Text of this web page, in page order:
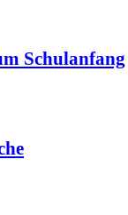
Schulanfang